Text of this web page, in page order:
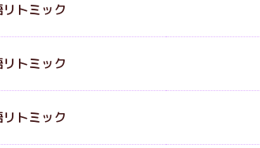
リトミック
リトミック
リトミック